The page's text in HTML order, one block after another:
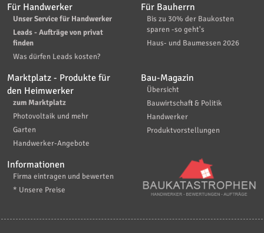
Für Handwerker
Unser Service für Handwerker
Leads - Aufträge von privat
finden
Was dürfen Leads kosten?
Für Bauherrn
Bis zu 30% der Baukosten
sparen -so geht's
Haus- und Baumessen 2026
Marktplatz - Produkte für
den Heimwerker
zum Marktplatz
Photovoltaik und mehr
Garten
Handwerker-Angebote
Bau-Magazin
Übersicht
Bauwirtschaft & Politik
Handwerker
Produktvorstellungen
Informationen
Firma eintragen und bewerten
* Unsere Preise